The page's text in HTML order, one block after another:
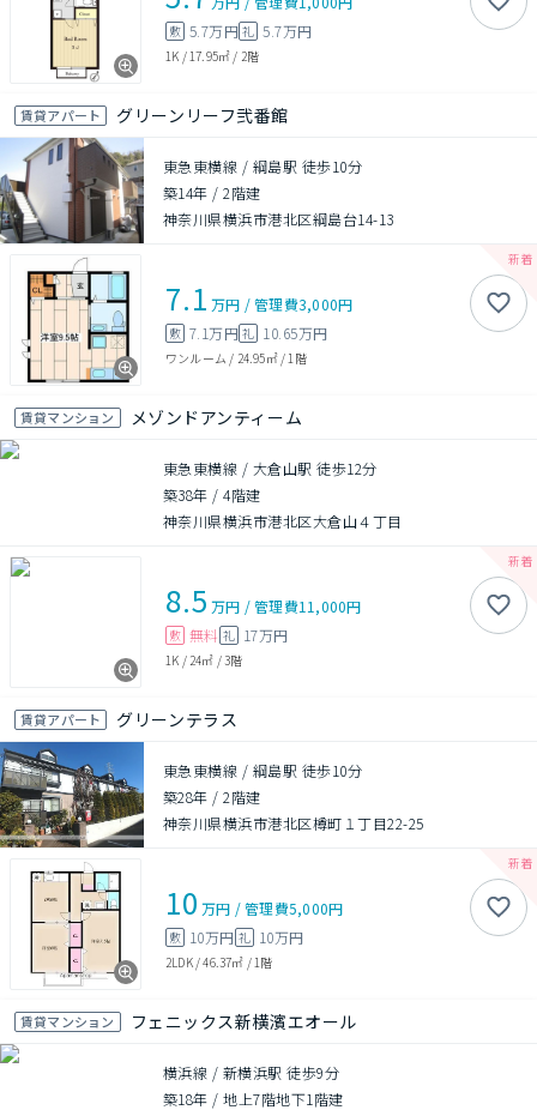
敷 5.7万円礼 5.7万円
1K / 17.95㎡ / 2階
賃貸アパート グリーンリーフ弐番館
東急東横線 / 綱島駅 徒歩10分
築14年 /2階建
神奈川県横浜市港北区綱島台14-13
7.1 万円 /管理費3,000円
敷 7.1万円礼 10.65万円
ワンルーム / 24.95㎡/ 1階
賃貸マンション メゾンドアンティーム
東急東横線 / 大倉山駅 徒歩12分
築38年 /4階建
神奈川県横浜市港北区大倉山４丁目
8.5 万円 /管理費11,000円
敷 無料 礼 17万円
1K / 24㎡ /3階
賃貸アパート グリーンテラス
東急東横線 / 綱島駅 徒歩10分
築28年 /2階建
神奈川県横浜市港北区樽町１丁目22-25
10 万円 /管理費5,000円
敷 10万円 礼 10万円
2LDK/46.37㎡ / 1階
賃貸マンション フェニックス新横濱エオール
横浜線 / 新横浜駅 徒歩9分
築18年 /地上7階地下1階建